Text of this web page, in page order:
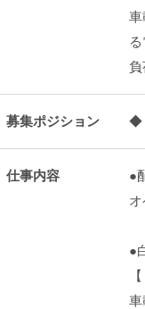
募集ポジション ◆
仕事内容
●
●